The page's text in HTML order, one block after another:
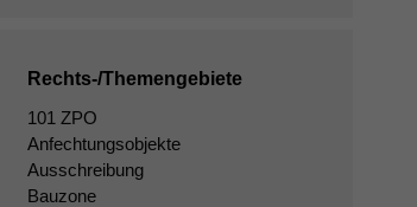
Rechts-/Themengebiete
101 ZPO
Anfechtungsobjekte
Ausschreibung
Bauzone